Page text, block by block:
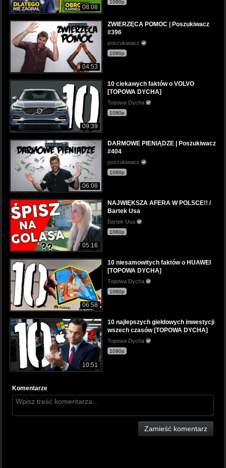
08:08
1080p
04:53
ZWIERZĘCA POMOC | Poszukiwacz
#396
poszukiwacz
1080p
09:39
10 ciekawych faktów o VOLVO
[TOPOWA DYCHA]
Topowa Dycha
1080p
06:08
DARMOWE PIENIĄDZE | Poszukiwacz
#404
poszukiwacz
1080p
05:16
NAJWIĘKSZA AFERA W POLSCE!! /
Bartek Usa
Bartek Usa
1080p
06:58
10 niesamowitych faktów o HUAWEI
[TOPOWA DYCHA]
Topowa Dycha
1080p
10:51
10 najlepszych giełdowych inwestycji
wszech czasów [TOPOWA DYCHA]
Topowa Dycha
1080p
Komentarze
Zamieść komentarz